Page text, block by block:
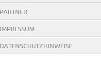
PARTNER
IMPRESSUM
DATENSCHUTZHINWEISE